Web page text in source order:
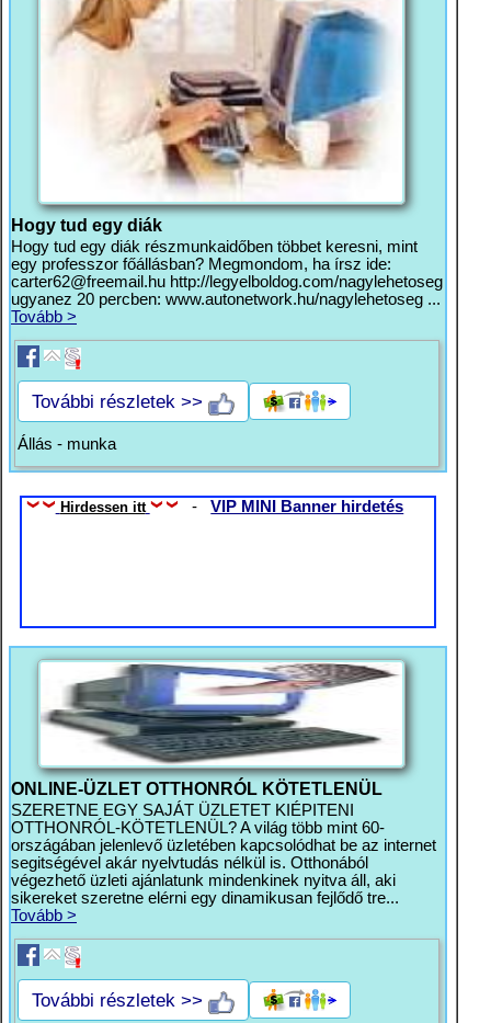
Hogy tud egy diák
Hogy tud egy diák részmunkaidőben többet keresni, mint
egy professzor főállásban? Megmondom, ha írsz ide:
carter62@freemail.hu http://legyelboldog.com/nagylehetoseg
ugyanez 20 percben: www.autonetwork.hu/nagylehetoseg ...
Tovább >
További részletek >>
Állás - munka
Hirdessen itt -VIP MINI Banner hirdetés
ONLINE-ÜZLET OTTHONRÓL KÖTETLENÜL
SZERETNE EGY SAJÁT ÜZLETET KIÉPITENI
OTTHONRÓL-KÖTETLENÜL? A világ több mint 60-
országában jelenlevő üzletében kapcsolódhat be az internet
segitségével akár nyelvtudás nélkül is. Otthonából
végezhető üzleti ajánlatunk mindenkinek nyitva áll, aki
sikereket szeretne elérni egy dinamikusan fejlődő tre...
Tovább >
További részletek >>